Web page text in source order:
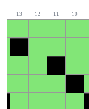
10
11
12
13